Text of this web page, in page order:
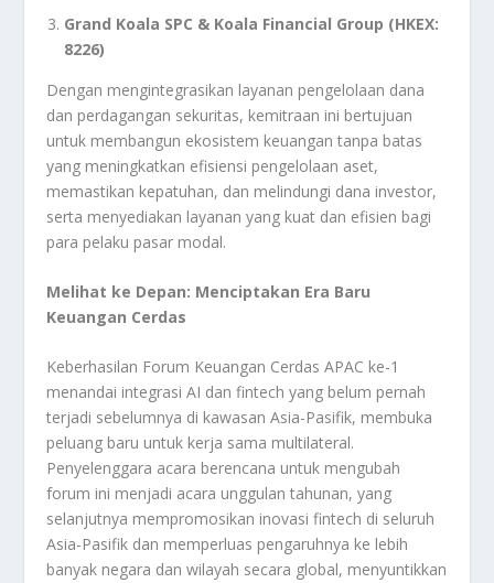
Grand Koala SPC & Koala Financial Group (HKEX:
8226)
Dengan mengintegrasikan layanan pengelolaan dana
dan perdagangan sekuritas, kemitraan ini bertujuan
untuk membangun ekosistem keuangan tanpa batas
yang meningkatkan efisiensi pengelolaan aset,
memastikan kepatuhan, dan melindungi dana investor,
serta menyediakan layanan yang kuat dan efisien bagi
para pelaku pasar modal.
Melihat ke Depan: Menciptakan Era Baru
Keuangan Cerdas
Keberhasilan Forum Keuangan Cerdas APAC ke-1
menandai integrasi AI dan fintech yang belum pernah
terjadi sebelumnya di kawasan Asia-Pasifik, membuka
peluang baru untuk kerja sama multilateral.
Penyelenggara acara berencana untuk mengubah
forum ini menjadi acara unggulan tahunan, yang
selanjutnya mempromosikan inovasi fintech di seluruh
Asia-Pasifik dan memperluas pengaruhnya ke lebih
banyak negara dan wilayah secara global, menyuntikkan